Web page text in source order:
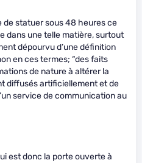
de statuer sous 48 heures ce
dans une telle matière, surtout
dépourvu d’une définition
en ces termes; “des faits
de nature à altérer la
diffusés artificiellement et de
service de communication au
est donc la porte ouverte à